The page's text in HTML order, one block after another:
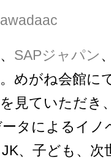
SAPジャパン
めがね会館に
見ていただき
タによるイノ
、子ども、次